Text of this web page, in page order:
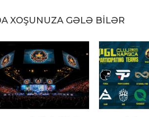
XOŞUNUZA GƏLƏ BILƏR